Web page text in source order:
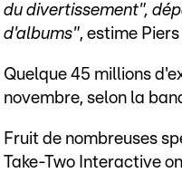
du divertissement",
d'albums", estime
Quelque 45 millions
novembre, selon la
Fruit de nombreuses
Take-Two Interactive